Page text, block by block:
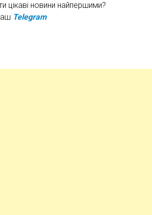
цікаві новини найпершими?
Telegram